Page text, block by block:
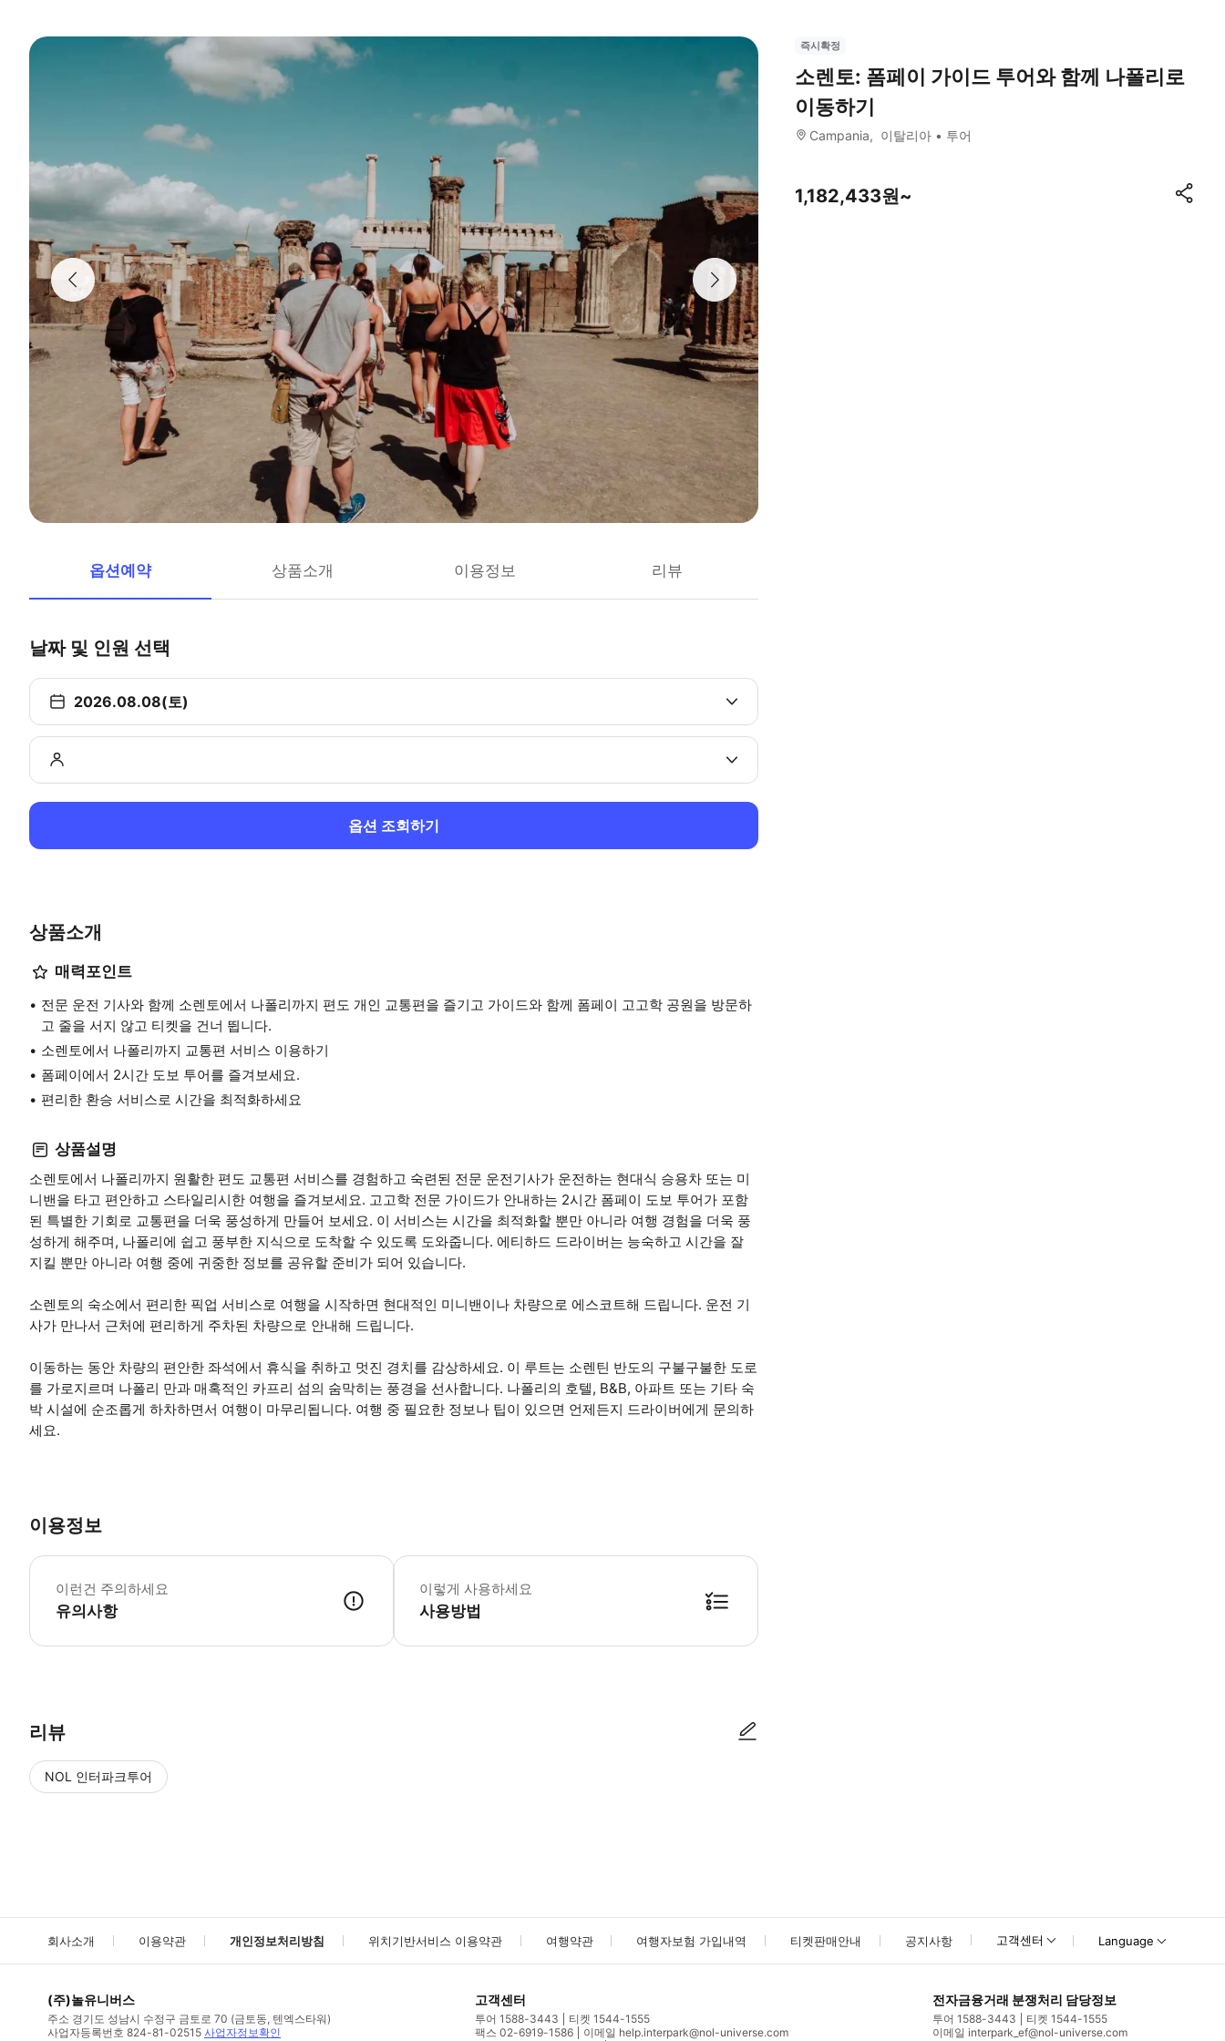
옵션예약 상품소개 이용정보 리뷰
날짜 및 인원 선택
2026.08.08(토)
옵션 조회하기
상품소개
매력포인트
전문 운전 기사와 함께 소렌토에서 나폴리까지 편도 개인 교통편을 즐기고 가이드와 함께 폼페이 고고학 공원을 방문하
고 줄을 서지 않고 티켓을 건너 뜁니다.
소렌토에서 나폴리까지 교통편 서비스 이용하기
폼페이에서 2시간 도보 투어를 즐겨보세요.
편리한 환승 서비스로 시간을 최적화하세요
상품설명
소렌토에서 나폴리까지 원활한 편도 교통편 서비스를 경험하고 숙련된 전문 운전기사가 운전하는 현대식 승용차 또는 미
니밴을 타고 편안하고 스타일리시한 여행을 즐겨보세요. 고고학 전문 가이드가 안내하는 2시간 폼페이 도보 투어가 포함
된 특별한 기회로 교통편을 더욱 풍성하게 만들어 보세요. 이 서비스는 시간을 최적화할 뿐만 아니라 여행 경험을 더욱 풍
성하게 해주며, 나폴리에 쉽고 풍부한 지식으로 도착할 수 있도록 도와줍니다. 에티하드 드라이버는 능숙하고 시간을 잘
지킬 뿐만 아니라 여행 중에 귀중한 정보를 공유할 준비가 되어 있습니다.
소렌토의 숙소에서 편리한 픽업 서비스로 여행을 시작하면 현대적인 미니밴이나 차량으로 에스코트해 드립니다. 운전 기
사가 만나서 근처에 편리하게 주차된 차량으로 안내해 드립니다.
이동하는 동안 차량의 편안한 좌석에서 휴식을 취하고 멋진 경치를 감상하세요. 이 루트는 소렌틴 반도의 구불구불한 도로
를 가로지르며 나폴리 만과 매혹적인 카프리 섬의 숨막히는 풍경을 선사합니다. 나폴리의 호텔, B&B, 아파트 또는 기타 숙
박 시설에 순조롭게 하차하면서 여행이 마무리됩니다. 여행 중 필요한 정보나 팁이 있으면 언제든지 드라이버에게 문의하
세요.
이용정보
이런건 주의하세요
유의사항
요청 시 유아용 시트 이용 가능 * 소요시간 : 240분 (옵션에 따라 소요 시간이 다를 수 있으니, 예약 시 확인 부탁드립니다.)
이렇게 사용하세요
사용방법
리뷰
NOL 인터파크투어
즉시확정
소렌토: 폼페이 가이드 투어와 함께 나폴리로
이동하기
Campania 이탈리아 투어
1,182,433원~
회사소개 이용약관 개인정보처리방침 위치기반서비스 이용약관 여행약관 여행자보험 가입내역 티켓판매안내 공지사항 고객센터 Language
(주)놀유니버스
주소 경기도 성남시 수정구 금토로 70 (금토동, 텐엑스타워)
사업자등록번호 824-81-02515 사업자정보확인
고객센터
투어 1588-3443
티켓 1544-1555
팩스 02-6919-1586
이메일 help.interpark@nol-universe.com
전자금융거래 분쟁처리 담당정보
투어 1588-3443
티켓 1544-1555
이메일 interpark_ef@nol-universe.com